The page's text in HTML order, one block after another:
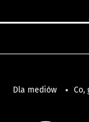
Dla mediów Co,